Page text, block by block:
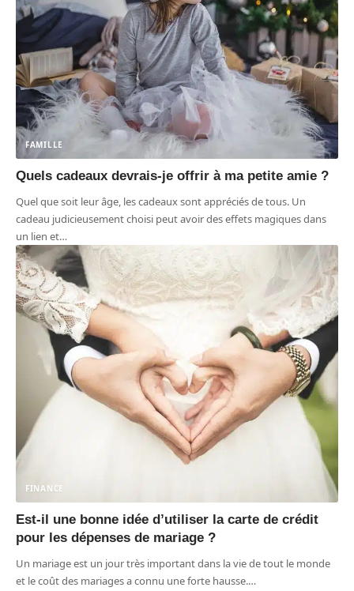
FAMILLE
Quels cadeaux devrais-je offrir à ma petite amie ?
Quel que soit leur âge, les cadeaux sont appréciés de tous. Un
cadeau judicieusement choisi peut avoir des effets magiques dans
un lien et…
FINANCE
Est-il une bonne idée d’utiliser la carte de crédit
pour les dépenses de mariage ?
Un mariage est un jour très important dans la vie de tout le monde
et le coût des mariages a connu une forte hausse.…